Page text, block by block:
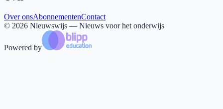
Over onsAbonnementenContact
© 2026 Nieuwswijs — Nieuws voor het onderwijs
Powered by